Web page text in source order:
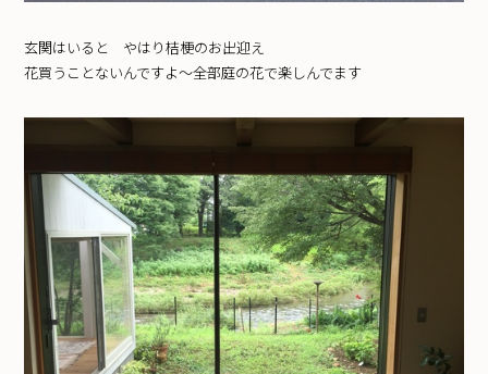
玄関はいると やはり桔梗のお出迎え
花買うことないんですよ〜全部庭の花で楽しんでます